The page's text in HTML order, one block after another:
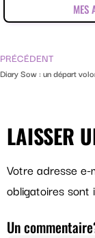
MES
PRÉCÉDENT
Diary Sow : un départ
LAISSER
Votre adresse e-
obligatoires sont
Un